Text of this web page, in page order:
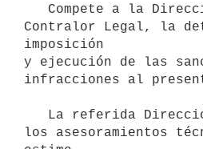
Contralor Legal, la
imposición
y ejecución de las
infracciones al
los asesoramientos